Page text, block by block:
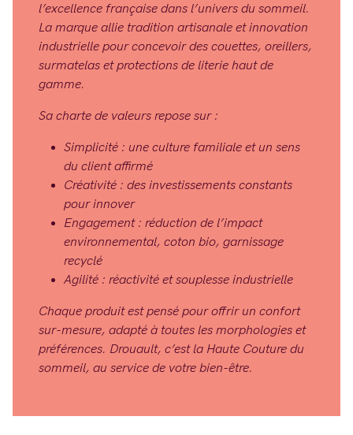
l’excellence française dans l’univers du sommeil.
La marque allie tradition artisanale et innovation
industrielle pour concevoir des couettes, oreillers,
surmatelas et protections de literie haut de
gamme.
Sa charte de valeurs repose sur :
Simplicité : une culture familiale et un sens
du client affirmé
Créativité : des investissements constants
pour innover
Engagement : réduction de l’impact
environnemental, coton bio, garnissage
recyclé
Agilité : réactivité et souplesse industrielle
Chaque produit est pensé pour offrir un confort
sur-mesure, adapté à toutes les morphologies et
préférences. Drouault, c’est la Haute Couture du
sommeil, au service de votre bien-être.